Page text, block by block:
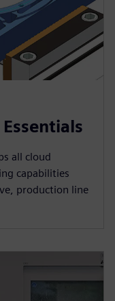
all cloud
capabilities
production line